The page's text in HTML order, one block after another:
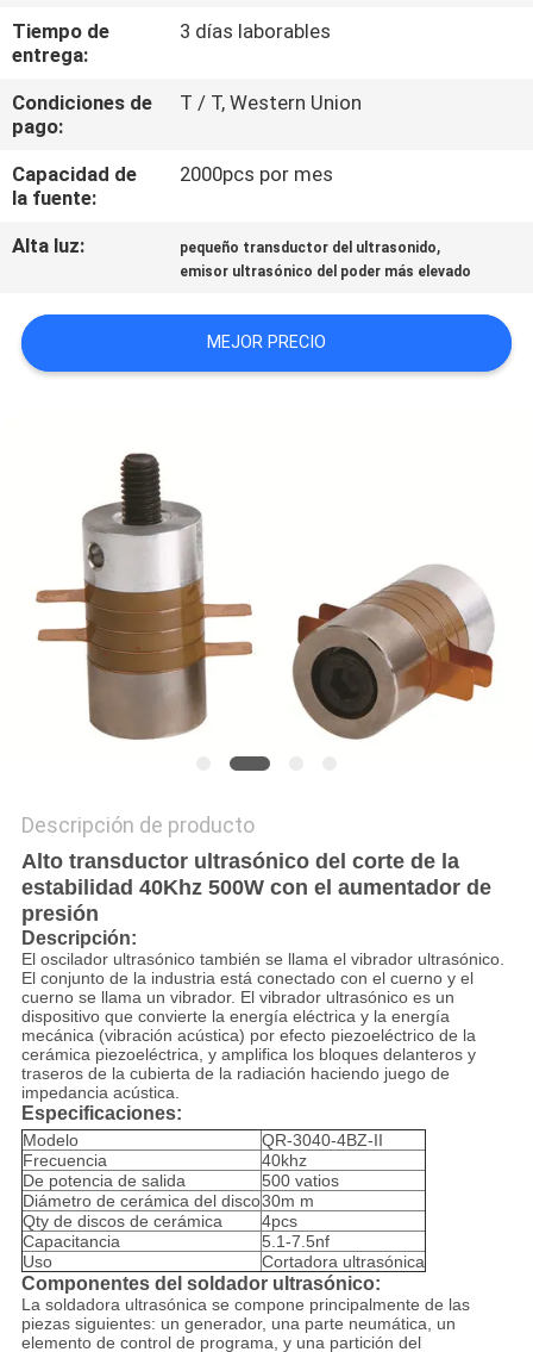
CONTÁCTENOS
CASOS
SOLICITAR
COTIZACIÓN
POLÍTICA
DE
PRIVACIDAD
Tiempo de
entrega:
3 días laborables
Condiciones de
pago:
T / T, Western Union
Capacidad de
la fuente:
2000pcs por mes
Alta luz: pequeño transductor del ultrasonido,
emisor ultrasónico del poder más elevado
MEJOR PRECIO
Descripción de producto
Alto transductor ultrasónico del corte de la
estabilidad 40Khz 500W con el aumentador de
presión
Descripción:
El oscilador ultrasónico también se llama el vibrador ultrasónico.
El conjunto de la industria está conectado con el cuerno y el
cuerno se llama un vibrador. El vibrador ultrasónico es un
dispositivo que convierte la energía eléctrica y la energía
mecánica (vibración acústica) por efecto piezoeléctrico de la
cerámica piezoeléctrica, y amplifica los bloques delanteros y
traseros de la cubierta de la radiación haciendo juego de
impedancia acústica.
Especificaciones:
Modelo
QR-3040-4BZ-II
Frecuencia
40khz
De potencia de salida
500 vatios
Diámetro de cerámica del disco30m m
Qty de discos de cerámica
4pcs
Capacitancia
5.1-7.5nf
Uso
Cortadora ultrasónica
Componentes del soldador ultrasónico:
La soldadora ultrasónica se compone principalmente de las
piezas siguientes: un generador, una parte neumática, un
elemento de control de programa, y una partición del